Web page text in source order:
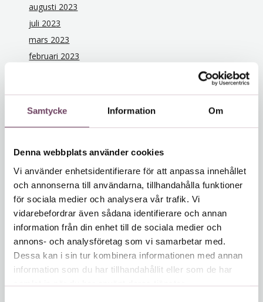
Samtycke Information Om
Denna webbplats använder cookies
Vi använder enhetsidentifierare för att anpassa innehållet
och annonserna till användarna, tillhandahålla funktioner
för sociala medier och analysera vår trafik. Vi
vidarebefordrar även sådana identifierare och annan
information från din enhet till de sociala medier och
annons- och analysföretag som vi samarbetar med.
Dessa kan i sin tur kombinera informationen med annan
information som du har tillhandahållit eller som de har
samlat in när du har använt deras tjänster.
augusti 2023
juli 2023
mars 2023
februari 2023
oktober 2022
juni 2022
maj 2022
december 2021
november 2021
oktober 2021
juni 2021
februari 2021
januari 2021
december 2020